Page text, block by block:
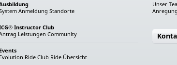
Anmeldung Standorte
Instructor Club
Leistungen Community
Events
Evolution Ride Club Ride Übersicht
Unser